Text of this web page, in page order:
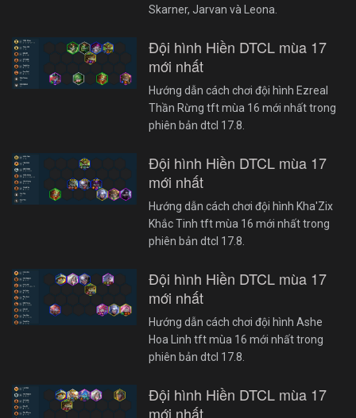
Skarner, Jarvan và Leona.
Đội hình Hiền DTCL mùa 17
mới nhất
Hướng dẫn cách chơi đội hình Ezreal
Thần Rừng tft mùa 16 mới nhất trong
phiên bản dtcl 17.8.
Đội hình Hiền DTCL mùa 17
mới nhất
Hướng dẫn cách chơi đội hình Kha'Zix
Khắc Tinh tft mùa 16 mới nhất trong
phiên bản dtcl 17.8.
Đội hình Hiền DTCL mùa 17
mới nhất
Hướng dẫn cách chơi đội hình Ashe
Hoa Linh tft mùa 16 mới nhất trong
phiên bản dtcl 17.8.
Đội hình Hiền DTCL mùa 17
mới nhất